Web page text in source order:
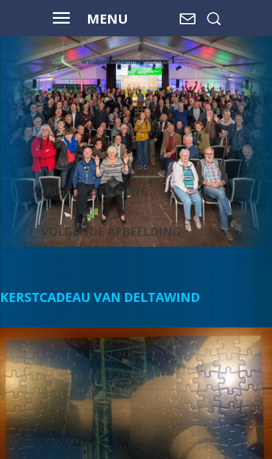
MENU
WAAR WATER
OVERGAAT IN
LAND,
EN LAND
OVERGAAT
IN WATER, IS
RUIMTE.
VORIGE AFBEELDING
VOLGENDE AFBEELDING
KERSTCADEAU VAN DELTAWIND